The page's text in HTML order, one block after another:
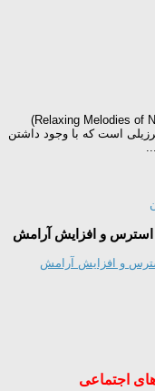
ملودی آرام بخش ملودی آرام بخش طبیعت (Relaxing Melodies of Nature)
است که با وجود داشتن
استرس و افزایش آرامش
اجتماعی